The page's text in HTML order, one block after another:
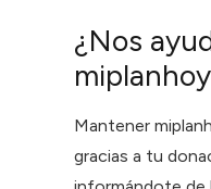
¿Nos
Mantener
gracias a tu